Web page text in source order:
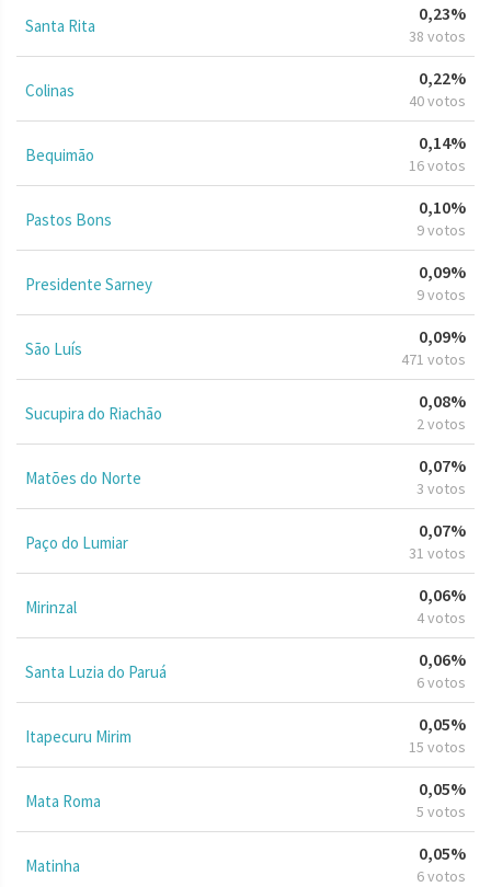
Santa Rita
0,23%
38 votos
Colinas
0,22%
40 votos
Bequimão
0,14%
16 votos
Pastos Bons
0,10%
9 votos
Presidente Sarney
0,09%
9 votos
São Luís
0,09%
471 votos
Sucupira do Riachão
0,08%
2 votos
Matões do Norte
0,07%
3 votos
Paço do Lumiar
0,07%
31 votos
Mirinzal
0,06%
4 votos
Santa Luzia do Paruá
0,06%
6 votos
Itapecuru Mirim
0,05%
15 votos
Mata Roma
0,05%
5 votos
Matinha
0,05%
6 votos